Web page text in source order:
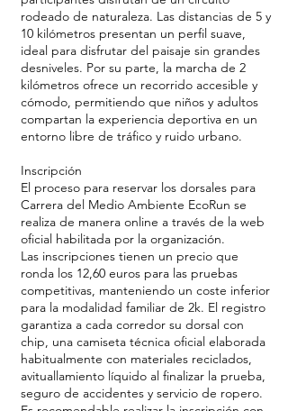
rodeado de naturaleza. Las distancias de 5 y
10 kilómetros presentan un perfil suave,
ideal para disfrutar del paisaje sin grandes
desniveles. Por su parte, la marcha de 2
kilómetros ofrece un recorrido accesible y
cómodo, permitiendo que niños y adultos
compartan la experiencia deportiva en un
entorno libre de tráfico y ruido urbano.
Inscripción
El proceso para reservar los dorsales para
Carrera del Medio Ambiente EcoRun se
realiza de manera online a través de la web
oficial habilitada por la organización.
Las inscripciones tienen un precio que
ronda los 12,60 euros para las pruebas
competitivas, manteniendo un coste inferior
para la modalidad familiar de 2k. El registro
garantiza a cada corredor su dorsal con
chip, una camiseta técnica oficial elaborada
habitualmente con materiales reciclados,
avituallamiento líquido al finalizar la prueba,
seguro de accidentes y servicio de ropero.